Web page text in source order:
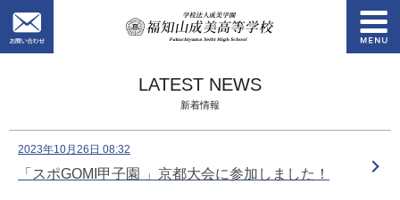
学校法人成美学
LATEST NEWS
新着情報
2023年10月26日 08:32
「スポGOMI甲子園 」京都大会に参加しました！